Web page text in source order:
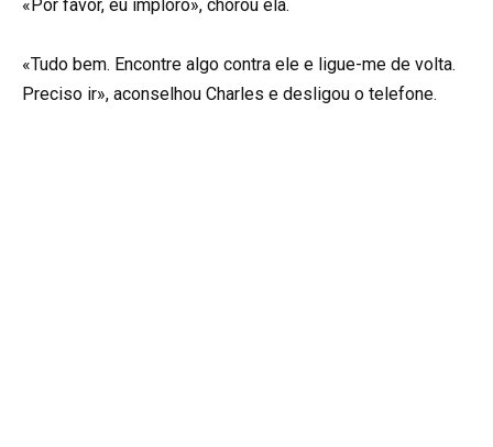
«Por favor, eu imploro», chorou ela.
«Tudo bem. Encontre algo contra ele e ligue-me de volta.
Preciso ir», aconselhou Charles e desligou o telefone.